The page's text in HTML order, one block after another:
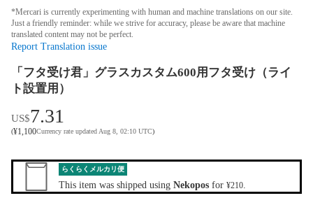
*Mercari is currently experimenting with human and machine translations on our site.
Just a friendly reminder: while we strive for accuracy, please be aware that machine
translated content may not be perfect.
Report Translation issue
「フタ受け君」グラスカスタム600用フタ受け（ライ
ト設置用）
US$7.31
(¥1,100Currency rate updated Aug 8, 02:10 UTC)
らくらくメルカリ便
This item was shipped using Nekopos for ¥210